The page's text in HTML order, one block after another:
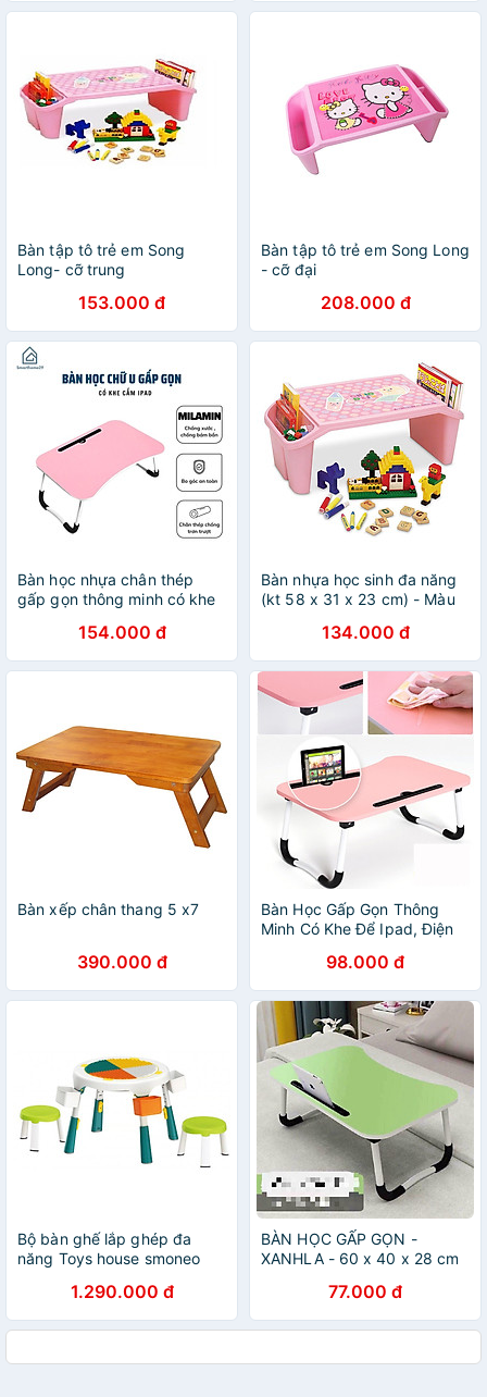
Bàn tập tô trẻ em Song
Long- cỡ trung
153.000 đ
Bàn tập tô trẻ em Song Long
- cỡ đại
208.000 đ
Bàn học nhựa chân thép
gấp gọn thông minh có khe
dụng cụ lấy ráy tai có đèn
154.000 đ
Bàn nhựa học sinh đa năng
(kt 58 x 31 x 23 cm) - Màu
134.000 đ
Bàn xếp chân thang 5 x7
390.000 đ
Bàn Học Gấp Gọn Thông
Minh Có Khe Để Ipad, Điện
(Giao Màu Ngẫu Nhiên)
98.000 đ
Bộ bàn ghế lắp ghép đa
năng Toys house smoneo
quà dễ thương
1.290.000 đ
BÀN HỌC GẤP GỌN -
XANHLA - 60 x 40 x 28 cm
77.000 đ